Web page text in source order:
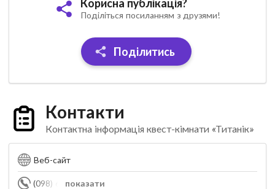
Корисна публікація?
Поділіться посиланням з друзями!
Поділитись
Контакти
Контактна інформація квест-кімнати «Титанік»
Веб-сайт
показати
(098) 641-94-34